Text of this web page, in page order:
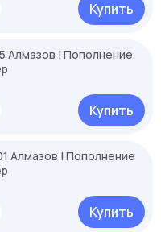
Купить
Алмазов | Пополнение
Купить
Алмазов | Пополнение
Купить